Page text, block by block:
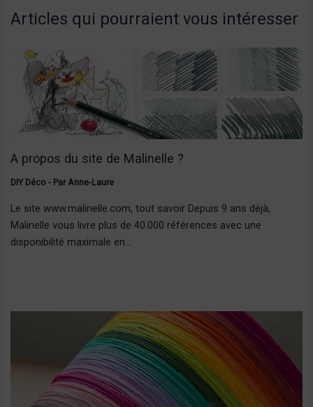
Articles qui pourraient vous intéresser
A propos du site de Malinelle ?
DIY Déco- ParAnne-Laure
Le site www.malinelle.com, tout savoir Depuis 9 ans déjà,
Malinelle vous livre plus de 40.000 références avec une
disponibilité maximale en…